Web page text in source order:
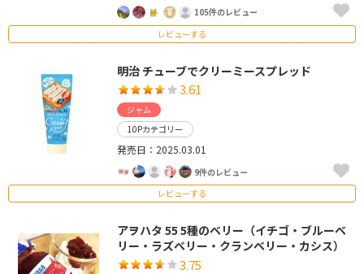
105件のレビュー
レビューする
明治 チューブでクリーミースプレッド
3.61
ジャム
10Pカテゴリー
発売日：2025.03.01
9件のレビュー
レビューする
アヲハタ 55 5種のベリー（イチゴ・ブルーベ
リー・ラズベリー・クランベリー・カシス）
3.75